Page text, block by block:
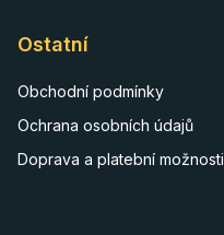
Ostatní
Obchodní podmínky
Ochrana osobních údajů
Doprava a platební možnosti